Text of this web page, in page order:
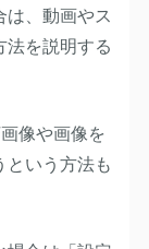
、動画やス
を説明する
像や画像を
いう方法も